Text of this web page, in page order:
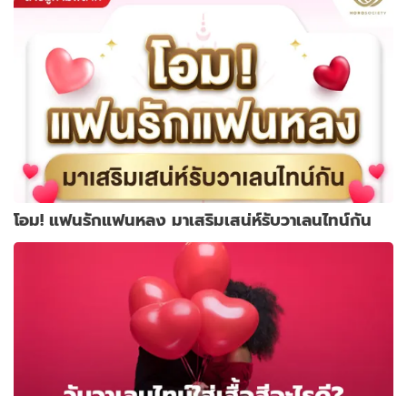
โอม! แฟนรักแฟนหลง มาเสริมเสน่ห์รับวาเลนไทน์กัน